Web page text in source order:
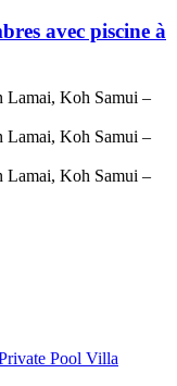
avec piscine à